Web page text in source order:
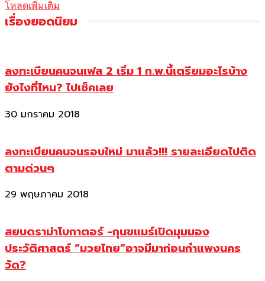
โหลดเพิ่มเติม
เรื่องยอดนิยม
ลงทะเบียนคนจนเฟส 2 เริ่ม 1 ก.พ.นี้เตรียมอะไรบ้าง
ยังไงที่ไหน? ไปเช็คเลย
30 มกราคม 2018
ลงทะเบียนคนจนรอบใหม่ มาแล้ว!!! รายละเอียดไปติด
ตามด่วนๆ
29 พฤษภาคม 2018
สยบดราม่าโบกาตอร์ -กุนขแมร์เปิดมุมมอง
ประวัติศาสตร์ “มวยไทย”อาจมีมาก่อนกำแพงนคร
วัด?